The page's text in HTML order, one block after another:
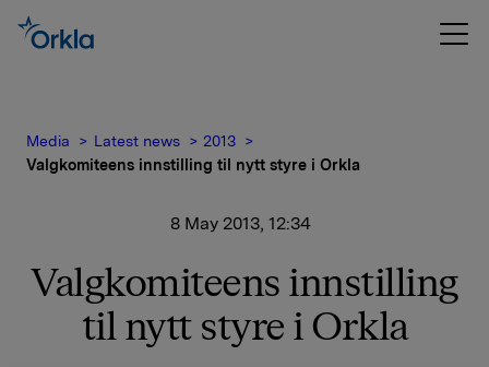
Media Latest news
2013
Valgkomiteens innstilling til nytt styre i Orkla
8 May 2013, 12:34
Valgkomiteens innstilling
til nytt styre i Orkla